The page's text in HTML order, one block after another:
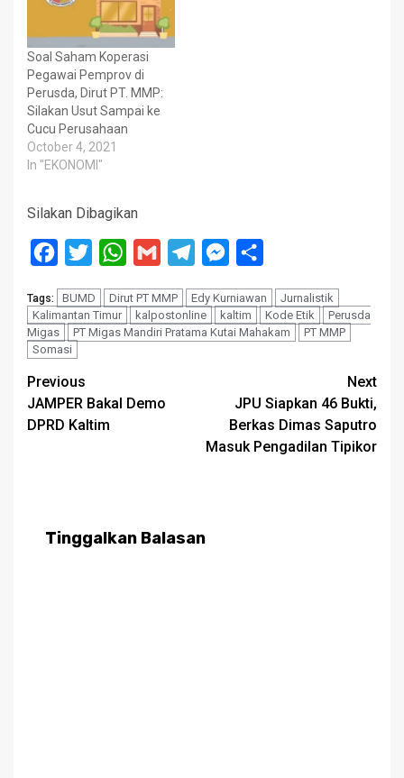
Soal Saham Koperasi
Pegawai Pemprov di
Perusda, Dirut PT. MMP:
Silakan Usut Sampai ke
Cucu Perusahaan
October 4, 2021
In "EKONOMI"
Silakan Dibagikan
Facebook
Twitter WhatsApp
Gmail TelegramMessenger
Tags: BUMD Dirut PT MMP Edy Kurniawan
Jurnalistik
Kalimantan Timur
kalpostonline kaltim Kode Etik
Perusda
Migas
PT Migas Mandiri Pratama Kutai Mahakam
PT MMP
Somasi
Post
navigation
Previous
JAMPER Bakal Demo
DPRD Kaltim
Next
JPU Siapkan 46 Bukti,
Berkas Dimas Saputro
Masuk Pengadilan Tipikor
Tinggalkan Balasan